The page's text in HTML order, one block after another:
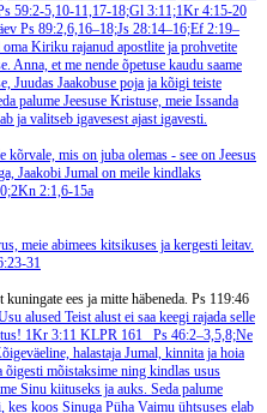
59:2-5,10-11,17-18;Gl 3:11;1Kr 4:15-20
Ps 89:2,6,16–18;Js 28:14–16;Ef 2:19–
Kiriku rajanud apostlite ja prohvetite
Anna, et me nende õpetuse kaudu saame
Juudas Jaakobuse poja ja kõigi teiste
palume Jeesuse Kristuse, meie Issanda
ja valitseb igavesest ajast igavesti.
kõrvale, mis on juba olemas - see on Jeesus
Jaakobi Jumal on meile kindlaks
2:1,6-15a
meie abimees kitsikuses ja kergesti leitav.
31
ees ja mitte häbeneda. Ps 119:46
alused Teist alust ei saa keegi rajada selle
1Kr 3:11 KLPR 161
Ps 46:2–3,5,8;Ne
halastaja Jumal, kinnita ja hoia
õigesti mõistaksime ning kindlas usus
Sinu kiituseks ja auks. Seda palume
kes koos Sinuga Püha Vaimu ühtsuses elab